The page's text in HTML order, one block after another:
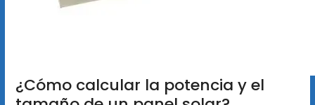
¿Cómo calcular la potencia y el